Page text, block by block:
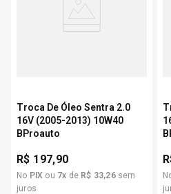
Troca De Óleo Sentra 2.0
16V (2005-2013) 10W40
BProauto
R$ 197,90
No PIX ou 7x de R$ 33,26sem
juros